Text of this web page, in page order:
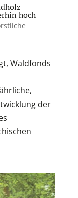
hoch
Waldfonds
der